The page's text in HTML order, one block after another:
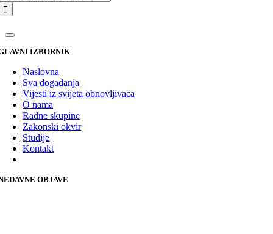
IZBORNIK
Naslovna
Sva događanja
Vijesti iz svijeta obnovljivaca
O nama
Radne skupine
Zakonski okvir
Studije
Kontakt
OBJAVE